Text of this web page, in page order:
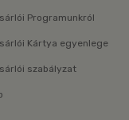
Programunkról
Kártya egyenlege
szabályzat